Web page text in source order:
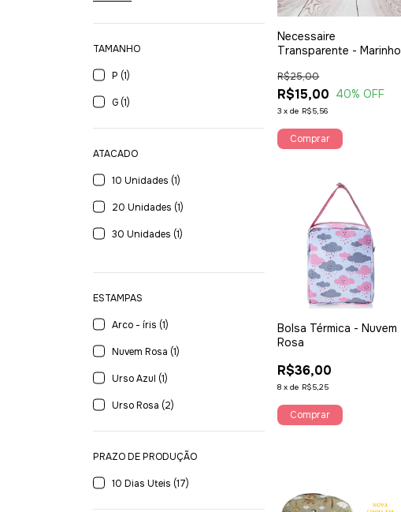
TAMANHO
P (1)
G (1)
ATACADO
10 Unidades (1)
20 Unidades (1)
30 Unidades (1)
ESTAMPAS
Arco - íris (1)
Nuvem Rosa (1)
Urso Azul (1)
Urso Rosa (2)
PRAZO DE PRODUÇÃO
10 Dias Uteis (17)
Necessaire
Transparente - Marinho
R$15,00
R$25,00
40% OFF
3 xde R$5,56
Bolsa Térmica - Nuvem
Rosa
R$36,00
8 xde R$5,25